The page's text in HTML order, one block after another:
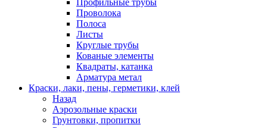
Профильные трубы
Проволока
Полоса
Листы
Круглые трубы
Кованые элементы
Квадраты, катанка
Арматура метал
Краски, лаки, пены, герметики, клей
Назад
Аэрозольные краски
Грунтовки, пропитки